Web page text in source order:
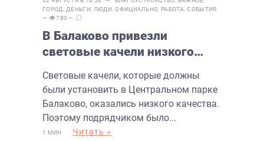
ГОРОД
ДЕНЬГИ, ЛЮДИ ,ОФИЦИАЛЬНО РАБОТА ,СОБЫТИЯ
— 👁 780 —
В Балаково привезли
световые качели низкого
Световые качели, которые должны
были установить в Центральном парке
Балаково, оказались низкого качества.
Поэтому подрядчиком было...
1 МИН Читать »